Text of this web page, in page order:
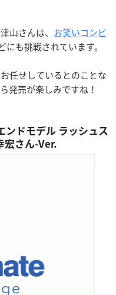
山さんは、 お笑いコンビ
にも挑戦されています。
任せしているとのことな
発売が楽しみですね！
ドモデル ラッシュス
宏さん-Ver.